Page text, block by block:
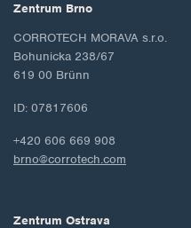
Zentrum Brno
CORROTECH MORAVA s.r.o.
Bohunicka 238/67
619 00 Brünn
ID: 07817606
+420 606 669 908
brno@corrotech.com
Zentrum Ostrava